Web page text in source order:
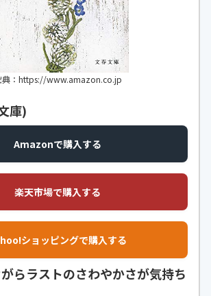
典：https://www.amazon.co.jp
庫)
Amazonで購入する
楽天市場で購入する
ショッピングで購入する
らラストのさわやかさが気持ち